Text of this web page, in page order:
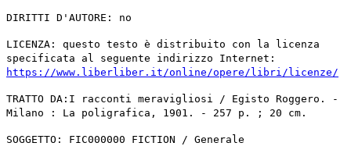
DIRITTI D'AUTORE: no
LICENZA: questo testo è distribuito con la licenza
specificata al seguente indirizzo Internet:
https://www.liberliber.it/online/opere/libri/licenze/
TRATTO DA:I racconti meravigliosi / Egisto Roggero. -
Milano : La poligrafica, 1901. - 257 p. ; 20 cm.
SOGGETTO: FIC000000 FICTION / Generale